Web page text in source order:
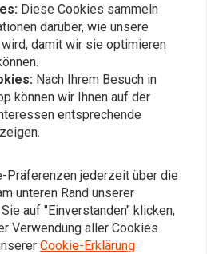
Abonnieren
Lieferzeiten, Rücksendungen &
Reparaturen oder allgemeinen
Informationen können Sie uns
jederzeit auf eine der folgenden Arten
Diese Cookies sammeln
darüber, wie unsere
damit wir sie optimieren
Nach Ihrem Besuch in
können wir Ihnen auf der
entsprechende
Präferenzen jederzeit über die
unteren Rand unserer
auf "Einverstanden" klicken,
Verwendung aller Cookies
Cookie-Erklärung